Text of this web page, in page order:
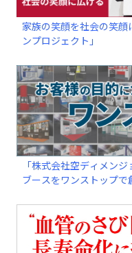
家族の笑顔を社会の笑
ンプロジェクト」
「株式会社空ディメン
ブースをワンストップで